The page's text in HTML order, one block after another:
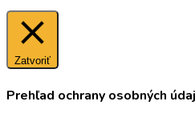
Zatvoriť
Prehľad ochrany osobných